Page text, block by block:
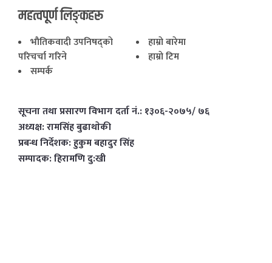
महत्वपूर्ण लिङ्कहरू
भाैतिकवादी उपनिषद्काे
परिचर्चा गरिने
हाम्राे बारेमा
हाम्राे टिम
सम्पर्क
सूचना तथा प्रसारण विभाग दर्ता नं.: १३०६-२०७५/ ७६
अध्यक्ष: रामसिंह बुढाथाेकी
प्रबन्ध निर्देशक: हुकुम बहादुर सिंह
सम्पादक: हिरामणि दु:खी